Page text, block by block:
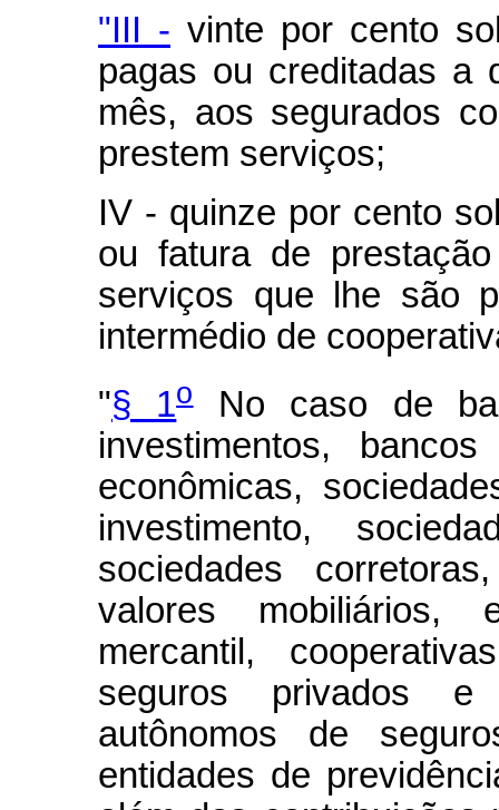
"III - vinte por cento
pagas ou creditadas a
mês, aos segurados
prestem serviços;
IV - quinze por cento
ou fatura de
serviços que lhe são
intermédio de
"§ 1oNo caso de
investimentos,
econômicas,
investimento,
sociedades
valores mobiliários,
mercantil,
seguros privados e
autônomos de
entidades de